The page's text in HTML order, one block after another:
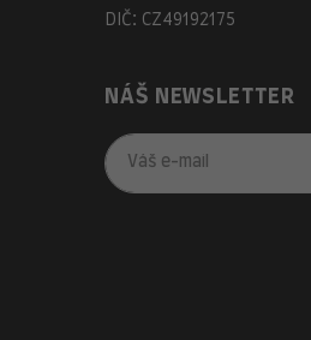
DIČ: CZ49192175
NÁŠ NEWSLETTER